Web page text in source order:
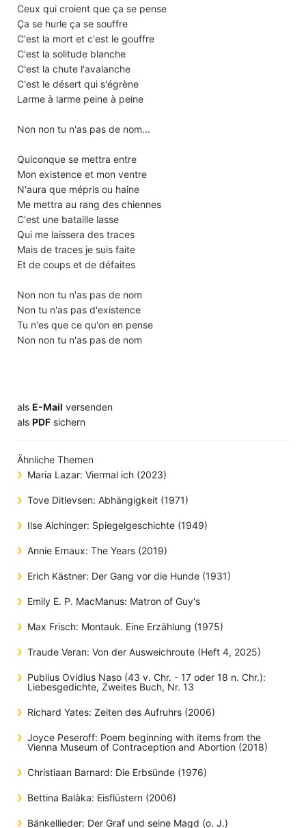
Ceux qui croient que ça se pense
Ça se hurle ça se souffre
C'est la mort et c'est le gouffre
C'est la solitude blanche
C'est la chute l'avalanche
C'est le désert qui s'égrène
Larme à larme peine à peine
Non non tu n'as pas de nom...
Quiconque se mettra entre
Mon existence et mon ventre
N'aura que mépris ou haine
Me mettra au rang des chiennes
C'est une bataille lasse
Qui me laissera des traces
Mais de traces je suis faite
Et de coups et de défaites
Non non tu n'as pas de nom
Non tu n'as pas d'existence
Tu n'es que ce qu'on en pense
Non non tu n'as pas de nom
als E-Mail versenden
​​​​​​​​​​​​​​​​​als PDF sichern
Ähnliche Themen
Maria Lazar: Viermal ich (2023)
Tove Ditlevsen: Abhängigkeit (1971)
Ilse Aichinger: Spiegelgeschichte (1949)
Annie Ernaux: The Years (2019)
Erich Kästner: Der Gang vor die Hunde (1931)
Emily E. P. MacManus: Matron of Guy's
Max Frisch: Montauk. Eine Erzählung (1975)
Traude Veran: Von der Ausweichroute (Heft 4, 2025)
Publius Ovidius Naso (43 v. Chr. - 17 oder 18 n. Chr.):
Liebesgedichte, Zweites Buch, Nr. 13
Richard Yates: Zeiten des Aufruhrs (2006)
Joyce Peseroff: Poem beginning with items from the
Vienna Museum of Contraception and Abortion (2018)
Christiaan Barnard: Die Erbsünde (1976)
Bettina Balàka: Eisflüstern (2006)
Bänkellieder: Der Graf und seine Magd (o. J.)